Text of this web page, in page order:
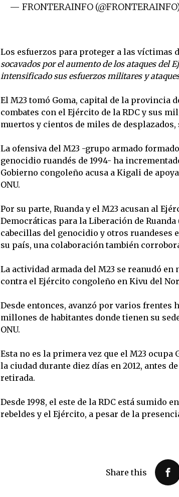
— FRONTERAINFO
Los esfuerzos para proteger a las víctimas
socavados por el aumento de los ataques del
intensificado sus esfuerzos militares y
El M23 tomó Goma, capital de la provincia
combates con el Ejército de la RDC y sus
muertos y cientos de miles de desplazados,
La ofensiva del M23 -grupo armado
genocidio ruandés de 1994- ha
Gobierno congoleño acusa a Kigali de
ONU.
Por su parte, Ruanda y el M23 acusan al
Democráticas para la Liberación de
cabecillas del genocidio y otros
su país, una colaboración también
La actividad armada del M23 se reanudó en
contra el Ejército congoleño en Kivu del
Desde entonces, avanzó por varios frentes
millones de habitantes donde tienen su
ONU.
Esta no es la primera vez que el M23
la ciudad durante diez días en 2012, antes
retirada.
Desde 1998, el este de la RDC está
rebeldes y el Ejército, a pesar de la
Share this